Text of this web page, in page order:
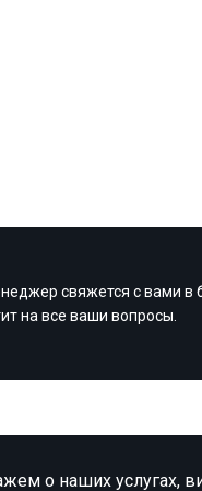
свяжется с вами в
на все ваши вопросы.
о наших услугах,